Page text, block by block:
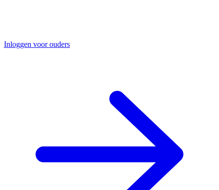
Inloggen voor ouders